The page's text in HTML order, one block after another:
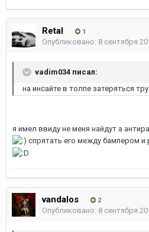
Retal 1
Опубликовано: 8 сентября
vadim034 писал:
на инсайте в толпе затеряться
я имел ввиду не меня найдут а
спрятать его между бампером и
vandalos 2
Опубликовано: 8 сентября